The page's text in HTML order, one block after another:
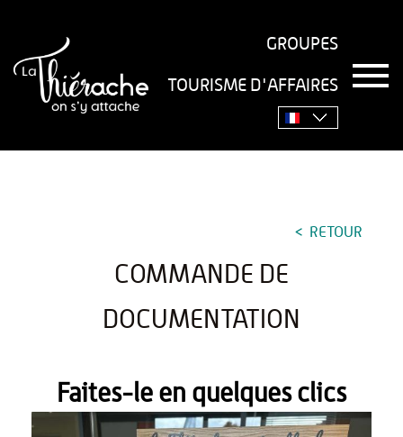
GROUPES
TOURISME D'AFFAIRES
T
o
Accueil› L'office de tourisme vous accompagne
RETOUR
COMMANDE DE
DOCUMENTATION
Faites-le en quelques clics